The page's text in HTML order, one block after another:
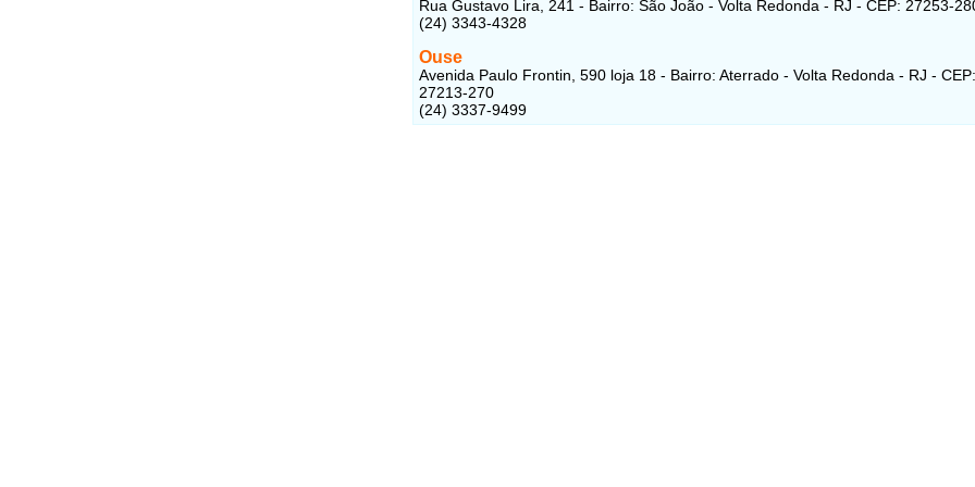
Rua Gustavo Lira, 241 - Bairro: São João - Volta Redonda - RJ - CEP: 27253-
(24) 3343-4328
Ouse
Avenida Paulo Frontin, 590 loja 18 - Bairro: Aterrado - Volta Redonda - RJ - CEP:
27213-270
(24) 3337-9499